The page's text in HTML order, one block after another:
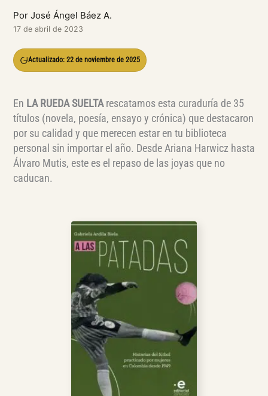
Por José Ángel Báez A.
17 de abril de 2023
Actualizado: 22 de noviembre de 2025
En LA RUEDA SUELTArescatamos esta curaduría de 35
títulos (novela, poesía, ensayo y crónica) que destacaron
por su calidad y que merecen estar en tu biblioteca
personal sin importar el año. Desde Ariana Harwicz hasta
Álvaro Mutis, este es el repaso de las joyas que no
caducan.